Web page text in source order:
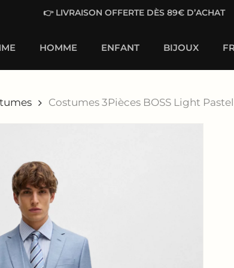
👉 LIVRAISON OFFERTE DÈS 89€ D’ACHAT
HOMME ENFANT BIJOUX
Costumes 3Pièces BOSS Light